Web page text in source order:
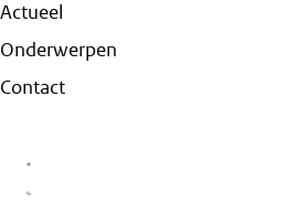
Actueel
Onderwerpen
Contact